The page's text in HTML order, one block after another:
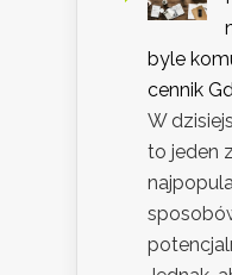
byle
cennik
W
to jeden z